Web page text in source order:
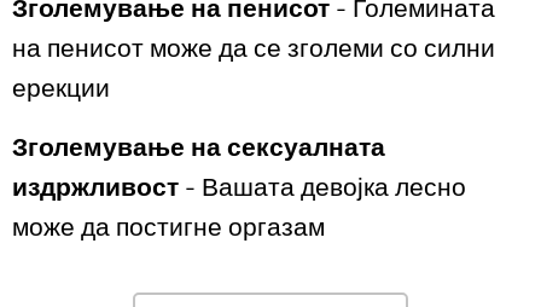
Зголемување на пенисот - Големината
на пенисот може да се зголеми со силни
ерекции
Зголемување на сексуалната
издржливост - Вашата девојка лесно
може да постигне оргазам